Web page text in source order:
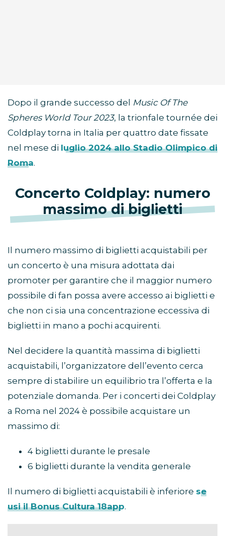
Dopo il grande successo del Music Of The
Spheres World Tour 2023, la trionfale tournée dei
Coldplay torna in Italia per quattro date fissate
nel mese di luglio 2024 allo Stadio Olimpico di
Roma.
Concerto Coldplay: numero
massimo di biglietti
Il numero massimo di biglietti acquistabili per
un concerto è una misura adottata dai
promoter per garantire che il maggior numero
possibile di fan possa avere accesso ai biglietti e
che non ci sia una concentrazione eccessiva di
biglietti in mano a pochi acquirenti.
Nel decidere la quantità massima di biglietti
acquistabili, l’organizzatore dell’evento cerca
sempre di stabilire un equilibrio tra l’offerta e la
potenziale domanda. Per i concerti dei Coldplay
a Roma nel 2024 è possibile acquistare un
massimo di:
4 biglietti durante le presale
6 biglietti durante la vendita generale
Il numero di biglietti acquistabili è inferiore se
usi il Bonus Cultura 18app.